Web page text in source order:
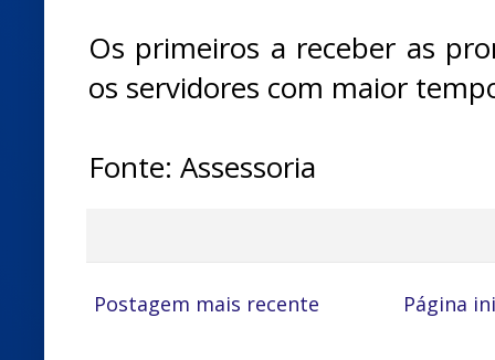
Os primeiros a receber as
os servidores com maior
Fonte: Assessoria
Postagem mais recente Página